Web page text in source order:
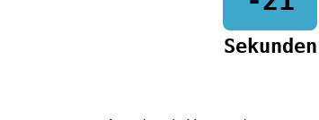
Sekunden